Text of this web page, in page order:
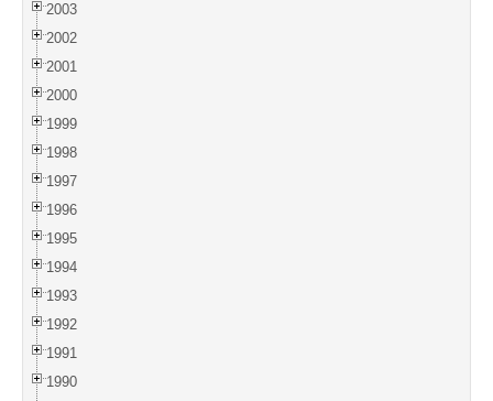
2003
2002
2001
2000
1999
1998
1997
1996
1995
1994
1993
1992
1991
1990